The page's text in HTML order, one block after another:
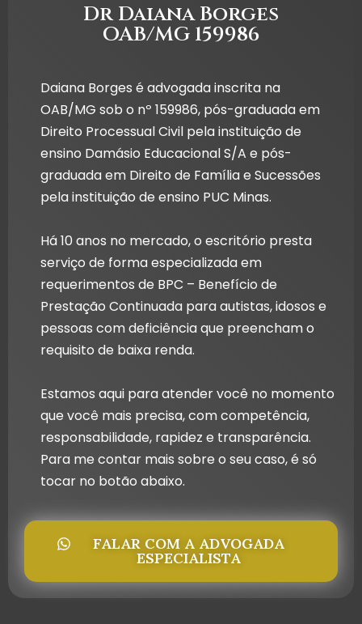
Dr Daiana Borges
OAB/MG 159986
Daiana Borges é advogada inscrita na
OAB/MG sob o nº 159986, pós-graduada em
Direito Processual Civil pela instituição de
ensino Damásio Educacional S/A e pós-
graduada em Direito de Família e Sucessões
pela instituição de ensino PUC Minas.
Há 10 anos no mercado, o escritório presta
serviço de forma especializada em
requerimentos de BPC – Benefício de
Prestação Continuada para autistas, idosos e
pessoas com deficiência que preencham o
requisito de baixa renda.
Estamos aqui para atender você no momento
que você mais precisa, com competência,
responsabilidade, rapidez e transparência.
Para me contar mais sobre o seu caso, é só
tocar no botão abaixo.
FALAR COM A ADVOGADA
ESPECIALISTA